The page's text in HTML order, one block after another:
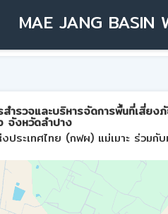
MAE JANG BASIN
ำรวจและบริหารจัดการพื้นที่เสี่ย
จังหวัดลำปาง
ประเทศไทย (กฟผ) แม่เมาะ ร่วมกั